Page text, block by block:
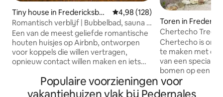
Tiny house in Fredericksbur
g
Gemiddelde beoordeling van
4,98 (128)
Romantisch verblijf | Bubbelbad, sauna +
buitendouche
Een van de meest geliefde romantische
houten huisjes op Airbnb, ontworpen
voor koppels die willen vertragen,
opnieuw contact willen maken en iets
sterren van je eigen hot tub, drink een
glaasje wijn bij de vuurplaats en word
Toren in
Chertecho Tree
Chertecho is
te maken met de
van een speciale
bomen op een
hectare met
River Valley. Een buitentrapsysteem
Populaire voorzieningen voor